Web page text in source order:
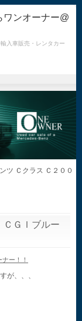
ワンオーナー@
入車販売・レンタカー
ツ Ｃクラス Ｃ２００
ＣＧＩブルー
ー！！
が、、、